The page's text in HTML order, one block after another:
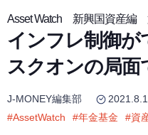
Asset Watch 新興国資産編
インフレ制御が
スクオンの局面
J-MONEY編集部
#AssetWatch #年金基金 #資